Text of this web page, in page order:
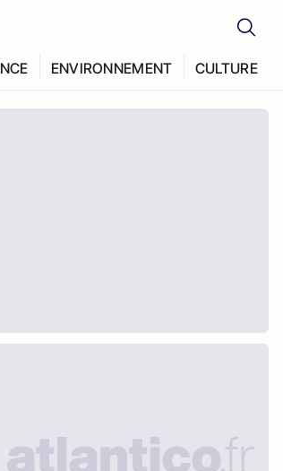
ENVIRONNEMENT CULTURE